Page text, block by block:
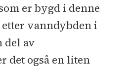
er bygd i denne
vanndybden i
del av
det også en liten